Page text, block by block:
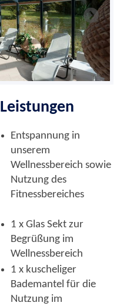
Leistungen
Entspannung in
unserem
Wellnessbereich sowie
Nutzung des
Fitnessbereiches
1 x Glas Sekt zur
Begrüßung im
Wellnessbereich
1 x kuscheliger
Bademantel für die
Nutzung im